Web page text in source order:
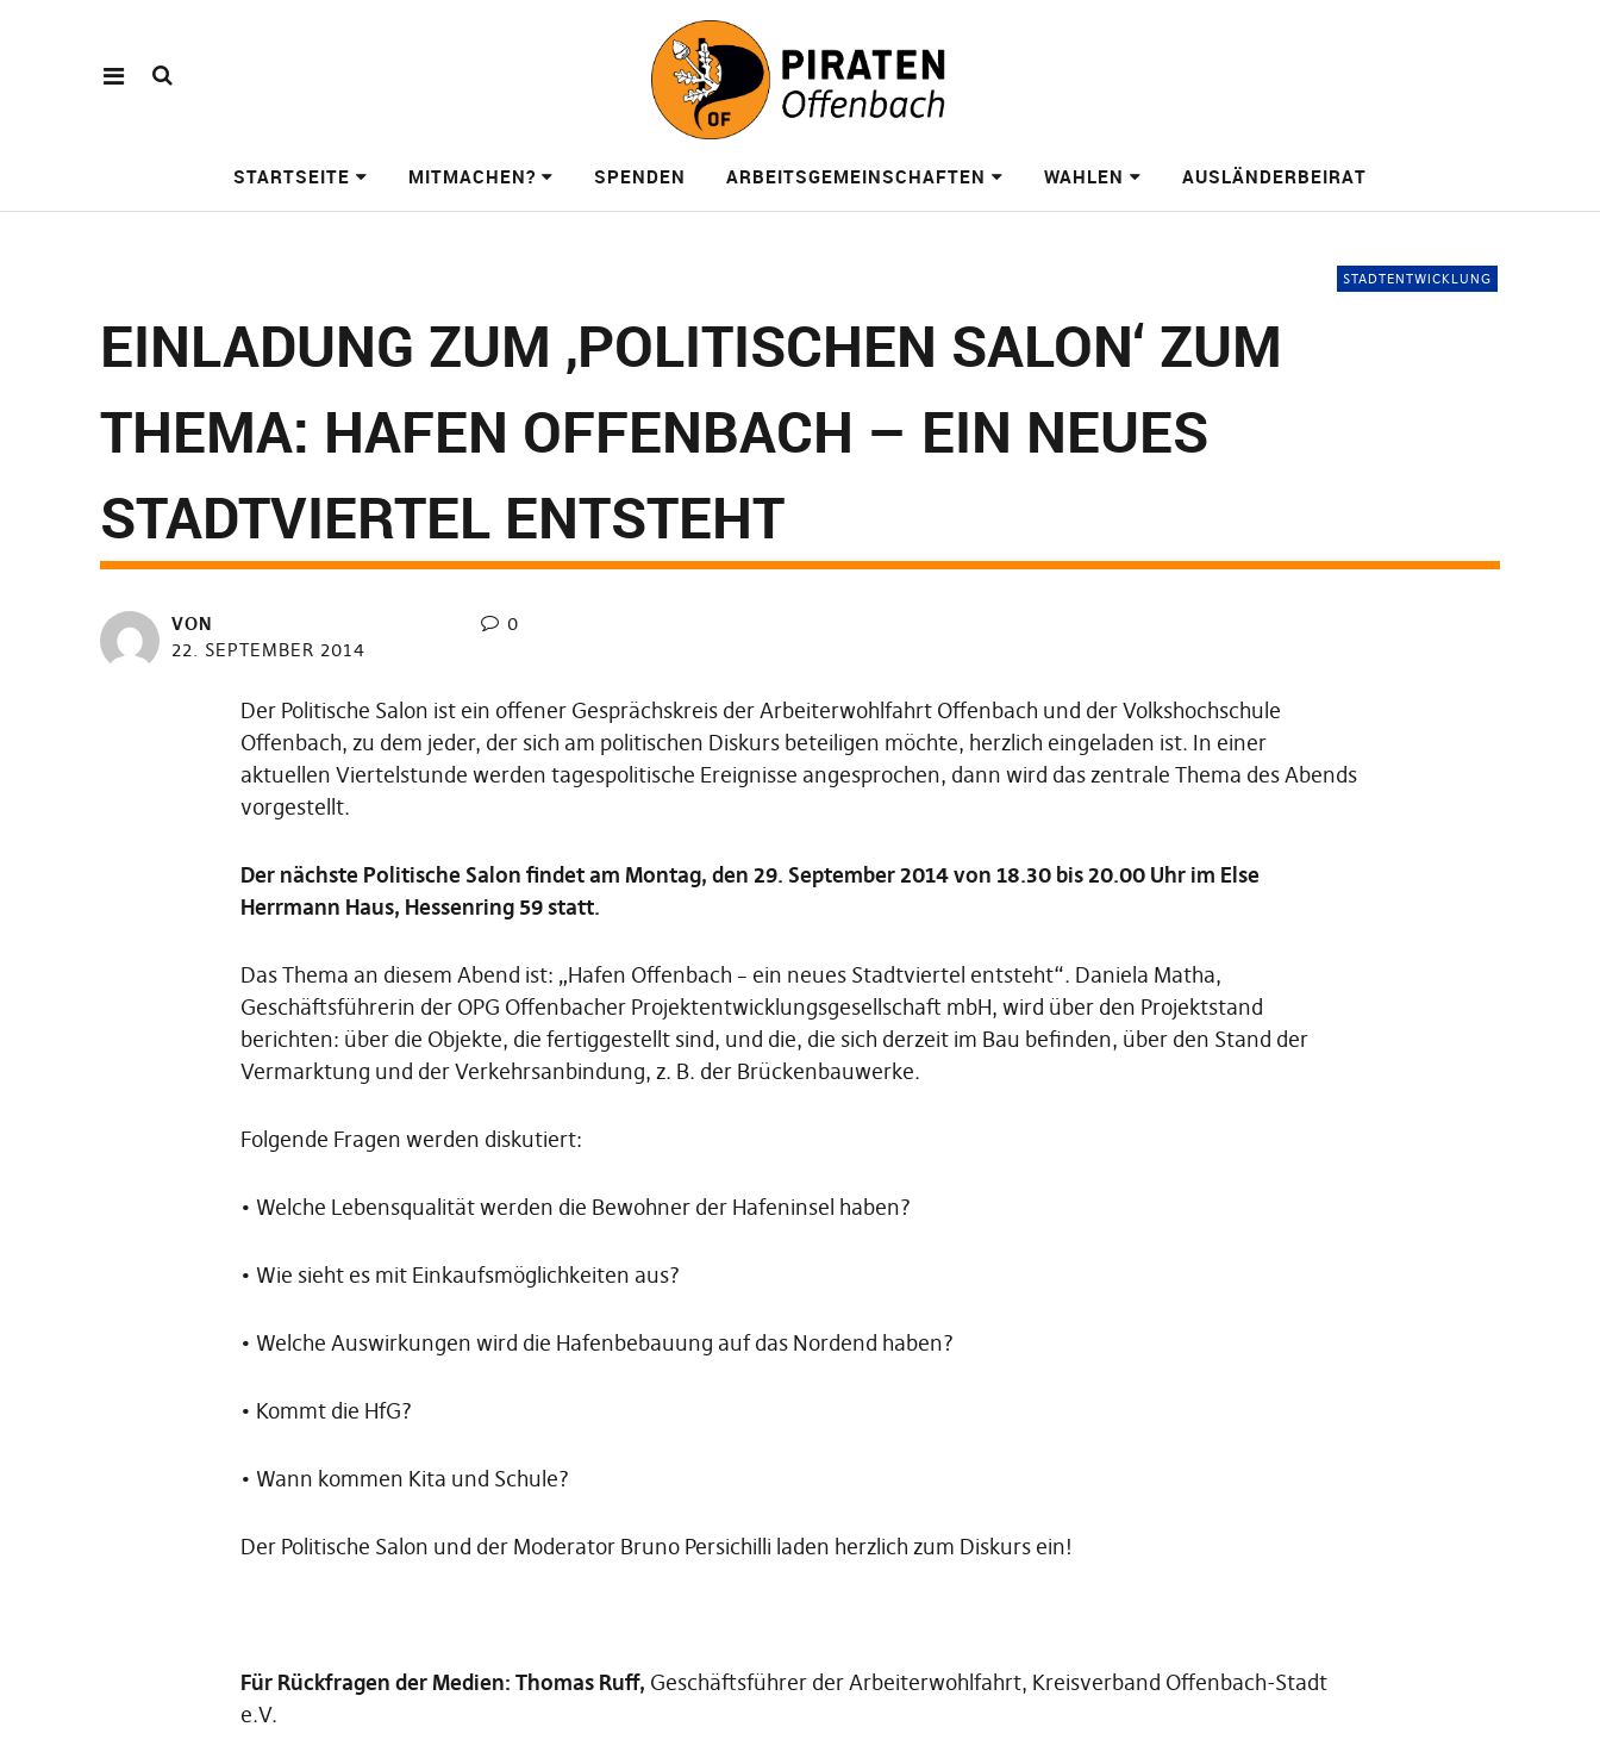
STARTSEITE MITMACHEN? SPENDEN ARBEITSGEMEINSCHAFTEN WAHLEN AUSLÄNDERBEIRAT
STADTENTWICKLUNG
EINLADUNG ZUM ‚POLITISCHEN SALON‘ ZUM
THEMA: HAFEN OFFENBACH – EIN NEUES
STADTVIERTEL ENTSTEHT
VON
22. SEPTEMBER 2014
0
Der Politische Salon ist ein offener Gesprächskreis der Arbeiterwohlfahrt Offenbach und der Volkshochschule
Offenbach, zu dem jeder, der sich am politischen Diskurs beteiligen möchte, herzlich eingeladen ist. In einer
aktuellen Viertelstunde werden tagespolitische Ereignisse angesprochen, dann wird das zentrale Thema des Abends
vorgestellt.
Der nächste Politische Salon findet am Montag, den 29. September 2014 von 18.30 bis 20.00 Uhr im Else
Herrmann Haus, Hessenring 59 statt.
Das Thema an diesem Abend ist: „Hafen Offenbach – ein neues Stadtviertel entsteht“. Daniela Matha,
Geschäftsführerin der OPG Offenbacher Projektentwicklungsgesellschaft mbH, wird über den Projektstand
berichten: über die Objekte, die fertiggestellt sind, und die, die sich derzeit im Bau befinden, über den Stand der
Vermarktung und der Verkehrsanbindung, z. B. der Brückenbauwerke.
Folgende Fragen werden diskutiert:
• Welche Lebensqualität werden die Bewohner der Hafeninsel haben?
• Wie sieht es mit Einkaufsmöglichkeiten aus?
• Welche Auswirkungen wird die Hafenbebauung auf das Nordend haben?
• Kommt die HfG?
• Wann kommen Kita und Schule?
Der Politische Salon und der Moderator Bruno Persichilli laden herzlich zum Diskurs ein!
Für Rückfragen der Medien: Thomas Ruff, Geschäftsführer der Arbeiterwohlfahrt, Kreisverband Offenbach-Stadt
e.V.